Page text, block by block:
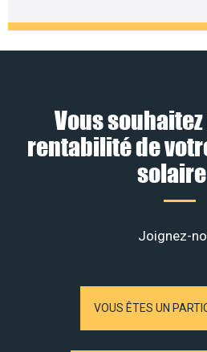
Vous
rentabilité de
Joignez-
VOUS ÊTES UN